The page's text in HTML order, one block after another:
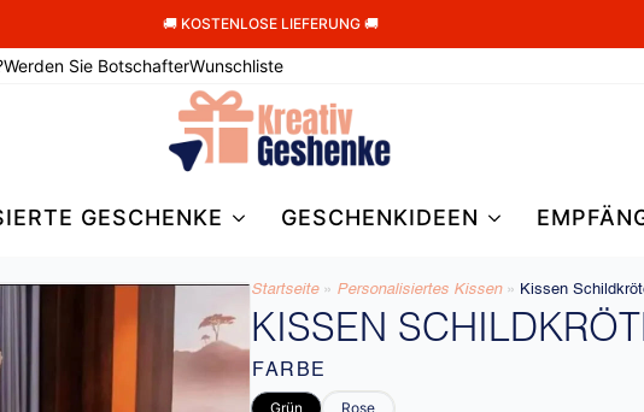
🚚 KOSTENLOSE LIEFERUNG 🚚
Werden Sie BotschafterWunschliste
GESCHENKE GESCHENKIDEEN
Startseite » Personalisiertes Kissen » Kissen
KISSEN
FARBE
Grün Rose